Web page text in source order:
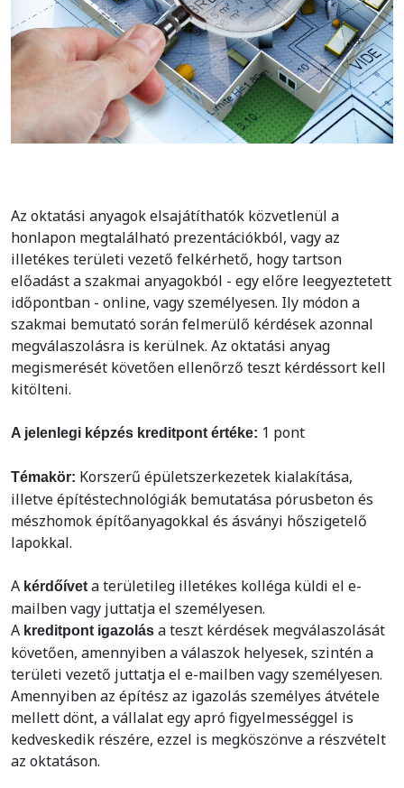
Az oktatási anyagok elsajátíthatók közvetlenül a
honlapon megtalálható prezentációkból, vagy az
illetékes területi vezető felkérhető, hogy tartson
előadást a szakmai anyagokból - egy előre leegyeztetett
időpontban - online, vagy személyesen. Ily módon a
szakmai bemutató során felmerülő kérdések azonnal
megválaszolásra is kerülnek. Az oktatási anyag
megismerését követően ellenőrző teszt kérdéssort kell
kitölteni.
A jelenlegi képzés kreditpont értéke: 1 pont
Témakör: Korszerű épületszerkezetek kialakítása,
illetve építéstechnológiák bemutatása pórusbeton és
mészhomok építőanyagokkal és ásványi hőszigetelő
lapokkal.
A kérdőíveta területileg illetékes kolléga küldi el e-
mailben vagy juttatja el személyesen.
A kreditpont igazolás a teszt kérdések megválaszolását
követően, amennyiben a válaszok helyesek, szintén a
területi vezető juttatja el e-mailben vagy személyesen.
Amennyiben az építész az igazolás személyes átvétele
mellett dönt, a vállalat egy apró figyelmességgel is
kedveskedik részére, ezzel is megköszönve a részvételt
az oktatáson.